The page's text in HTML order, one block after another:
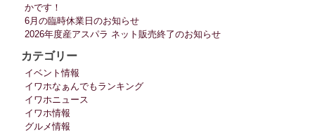
かです！
6月の臨時休業日のお知らせ
2026年度産アスパラ ネット販売終了のお知らせ
カテゴリー
イベント情報
イワホなぁんでもランキング
イワホニュース
イワホ情報
グルメ情報